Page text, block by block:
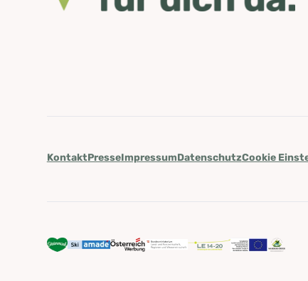
KontaktPresseImpressumDatenschutzCookie